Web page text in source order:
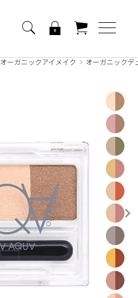
オーガニックアイメイク オーガニックデ